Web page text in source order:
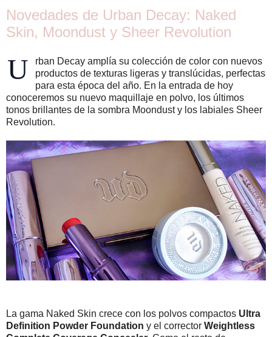
Novedades de Urban Decay: Naked
Skin, Moondust y Sheer Revolution
U
rban Decay amplía su colección de color con nuevos
productos de texturas ligeras y translúcidas, perfectas
para esta época del año. En la entrada de hoy
conoceremos su nuevo maquillaje en polvo, los últimos
tonos brillantes de la sombra Moondust y los labiales Sheer
Revolution.
La gama Naked Skin crece con los polvos compactos Ultra
Definition Powder Foundation y el corrector Weightless